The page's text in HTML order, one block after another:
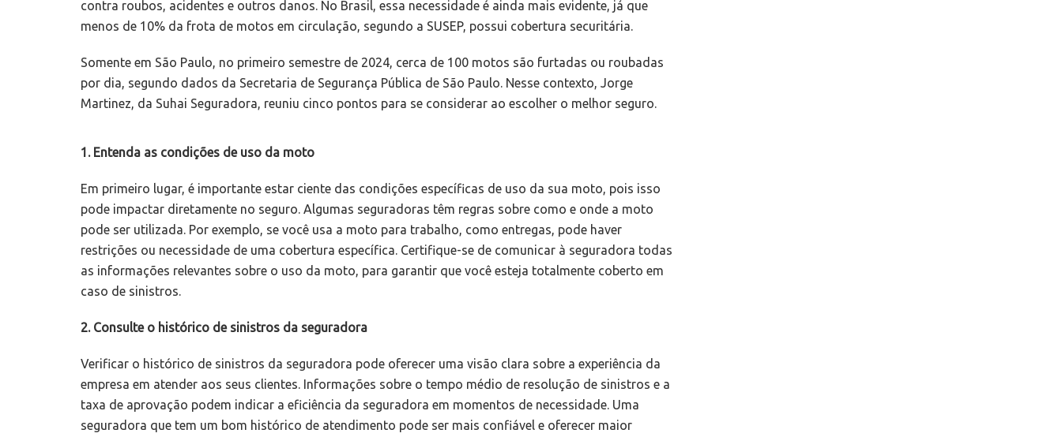
contra roubos, acidentes e outros danos. No Brasil, essa necessidade é ainda mais evidente, já que
menos de 10% da frota de motos em circulação, segundo a SUSEP, possui cobertura securitária.
Somente em São Paulo, no primeiro semestre de 2024, cerca de 100 motos são furtadas ou roubadas
por dia, segundo dados da Secretaria de Segurança Pública de São Paulo. Nesse contexto, Jorge
Martinez, da Suhai Seguradora, reuniu cinco pontos para se considerar ao escolher o melhor seguro.
1. Entenda as condições de uso da moto
Em primeiro lugar, é importante estar ciente das condições específicas de uso da sua moto, pois isso
pode impactar diretamente no seguro. Algumas seguradoras têm regras sobre como e onde a moto
pode ser utilizada. Por exemplo, se você usa a moto para trabalho, como entregas, pode haver
restrições ou necessidade de uma cobertura específica. Certifique-se de comunicar à seguradora todas
as informações relevantes sobre o uso da moto, para garantir que você esteja totalmente coberto em
caso de sinistros.
2. Consulte o histórico de sinistros da seguradora
Verificar o histórico de sinistros da seguradora pode oferecer uma visão clara sobre a experiência da
empresa em atender aos seus clientes. Informações sobre o tempo médio de resolução de sinistros e a
taxa de aprovação podem indicar a eficiência da seguradora em momentos de necessidade. Uma
seguradora que tem um bom histórico de atendimento pode ser mais confiável e oferecer maior